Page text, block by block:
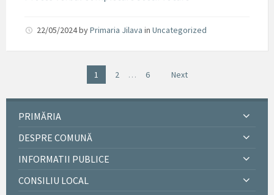
22/05/2024byPrimaria Jilava in Uncategorized
1 2 … 6 Next
PRIMĂRIA
DESPRE COMUNĂ
INFORMATII PUBLICE
CONSILIU LOCAL